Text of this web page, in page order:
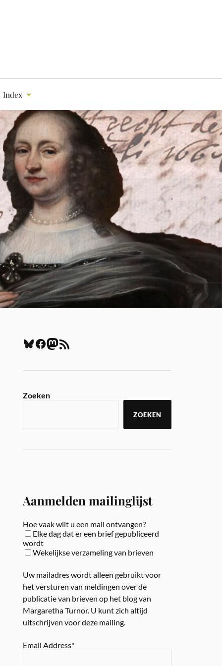
Index
Zoeken
ZOEKEN
Aanmelden mailinglijst
Hoe vaak wilt u een mail ontvangen?
Elke dag dat er een brief gepubliceerd
wordt
Wekelijkse verzameling van brieven
Uw mailadres wordt alleen gebruikt voor
het versturen van meldingen over de
publicatie van brieven op het blog van
Margaretha Turnor. U kunt zich altijd
uitschrijven voor deze mailing.
Email Address*